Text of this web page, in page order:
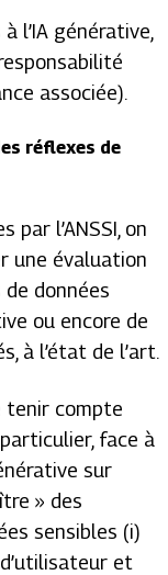
l’IA générative,
associée).
réflexes de
par l’ANSSI, on
une évaluation
données
ou encore de
à l’état de l’art.
tenir compte
face à
sur
» des
sensibles (i)
et